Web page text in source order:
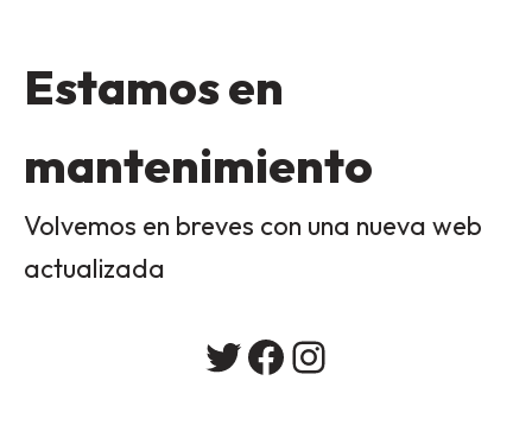
Estamos en
mantenimiento
Volvemos en breves con una nueva web
actualizada
Twitter
Facebook
Instagram